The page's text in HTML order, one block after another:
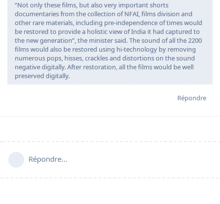
“Not only these films, but also very important shorts
documentaries from the collection of NFAI, films division and
other rare materials, including pre-independence of times would
be restored to provide a holistic view of India it had captured to
the new generation”, the minister said. The sound of all the 2200
films would also be restored using hi-technology by removing
numerous pops, hisses, crackles and distortions on the sound
negative digitally. After restoration, all the films would be well
preserved digitally.
Répondre
Répondre…